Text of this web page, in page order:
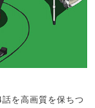
を高画質を保ちつ